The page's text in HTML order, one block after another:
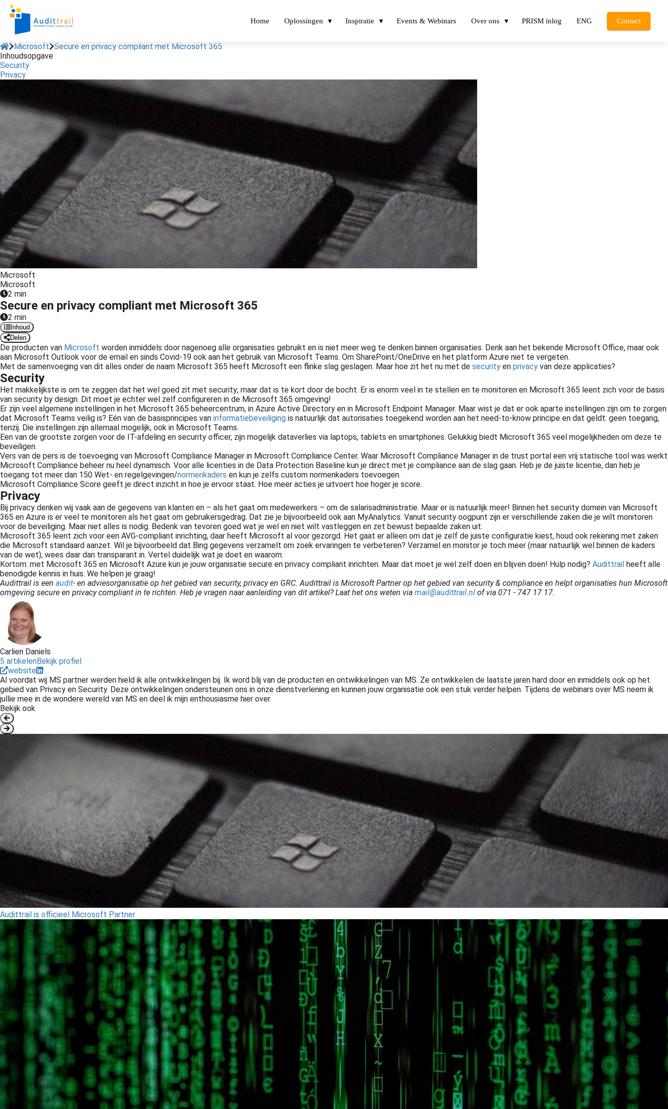
Home Oplossingen Inspiratie Events & Webinars Over ons PRISM inlog ENG Contact
Microsoft Secure en privacy compliant met Microsoft 365
Inhoudsopgave
Security
Privacy
Microsoft
Microsoft
2 min
Secure en privacy compliant met Microsoft 365
2 min
Inhoud
Delen
De producten van Microsoft worden inmiddels door nagenoeg alle organisaties gebruikt en is niet meer weg te denken binnen organisaties. Denk aan het bekende Microsoft Office, maar ook
aan Microsoft Outlook voor de email en sinds Covid-19 ook aan het gebruik van Microsoft Teams. Om SharePoint/OneDrive en het platform Azure niet te vergeten.
Met de samenvoeging van dit alles onder de naam Microsoft 365 heeft Microsoft een flinke slag geslagen. Maar hoe zit het nu met de security en privacy van deze applicaties?
Security
Het makkelijkste is om te zeggen dat het wel goed zit met security; maar dat is te kort door de bocht. Er is enorm veel in te stellen en te monitoren en Microsoft 365 leent zich voor de basis
van security by design. Dit moet je echter wel zelf configureren in de Microsoft 365 omgeving!
Er zijn veel algemene instellingen in het Microsoft 365 beheercentrum, in Azure Active Directory en in Microsoft Endpoint Manager. Maar wist je dat er ook aparte instellingen zijn om te zorgen
dat Microsoft Teams veilig is? Eén van de basisprincipes van informatiebeveiliging is natuurlijk dat autorisaties toegekend worden aan het need-to-know principe en dat geldt: geen toegang,
tenzij. Die instellingen zijn allemaal mogelijk, ook in Microsoft Teams.
Een van de grootste zorgen voor de IT-afdeling en security officer, zijn mogelijk dataverlies via laptops, tablets en smartphones. Gelukkig biedt Microsoft 365 veel mogelijkheden om deze te
beveiligen.
Vers van de pers is de toevoeging van Microsoft Compliance Manager in Microsoft Compliance Center. Waar Microsoft Compliance Manager in de trust portal een vrij statische tool was werkt
Microsoft Compliance beheer nu heel dynamisch. Voor alle licenties in de Data Protection Baseline kun je direct met je compliance aan de slag gaan. Heb je de juiste licentie, dan heb je
toegang tot meer dan 150 Wet- en regelgevingen/normenkaders en kun je zelfs custom normenkaders toevoegen.
Microsoft Compliance Score geeft je direct inzicht in hoe je ervoor staat. Hoe meer acties je uitvoert hoe hoger je score.
Privacy
Bij privacy denken wij vaak aan de gegevens van klanten en – als het gaat om medewerkers – om de salarisadministratie. Maar er is natuurlijk meer! Binnen het security domein van Microsoft
365 en Azure is er veel te monitoren als het gaat om gebruikersgedrag. Dat zie je bijvoorbeeld ook aan MyAnalytics. Vanuit security oogpunt zijn er verschillende zaken die je wilt monitoren
voor de beveiliging. Maar niet alles is nodig. Bedenk van tevoren goed wat je wel en niet wilt vastleggen en zet bewust bepaalde zaken uit.
Microsoft 365 leent zich voor een AVG-compliant inrichting, daar heeft Microsoft al voor gezorgd. Het gaat er alleen om dat je zelf de juiste configuratie kiest, houd ook rekening met zaken
die Microsoft standaard aanzet. Wil je bijvoorbeeld dat Bing gegevens verzamelt om zoek ervaringen te verbeteren? Verzamel en monitor je toch meer (maar natuurlijk wel binnen de kaders
van de wet); wees daar dan transparant in. Vertel duidelijk wat je doet en waarom.
Kortom: met Microsoft 365 en Microsoft Azure kun je jouw organisatie secure en privacy compliant inrichten. Maar dat moet je wel zelf doen en blijven doen! Hulp nodig? Audittrail heeft alle
benodigde kennis in huis. We helpen je graag!
Audittrail is een audit- en adviesorganisatie op het gebied van security, privacy en GRC. Audittrail is Microsoft Partner op het gebied van security & compliance en helpt organisaties hun Microsoft
omgeving secure en privacy compliant in te richten. Heb je vragen naar aanleiding van dit artikel? Laat het ons weten via mail@audittrail.nl of via 071 - 747 17 17.
Carlien Daniels
5 artikelenBekijk profiel
website
Al voordat wij MS partner werden hield ik alle ontwikkelingen bij. Ik word blij van de producten en ontwikkelingen van MS. Ze ontwikkelen de laatste jaren hard door en inmiddels ook op het
gebied van Privacy en Security. Deze ontwikkelingen ondersteunen ons in onze dienstverlening en kunnen jouw organisatie ook een stuk verder helpen. Tijdens de webinars over MS neem ik
jullie mee in de wondere wereld van MS en deel ik mijn enthousiasme hier over.
Bekijk ook
Audittrail is officieel Microsoft Partner